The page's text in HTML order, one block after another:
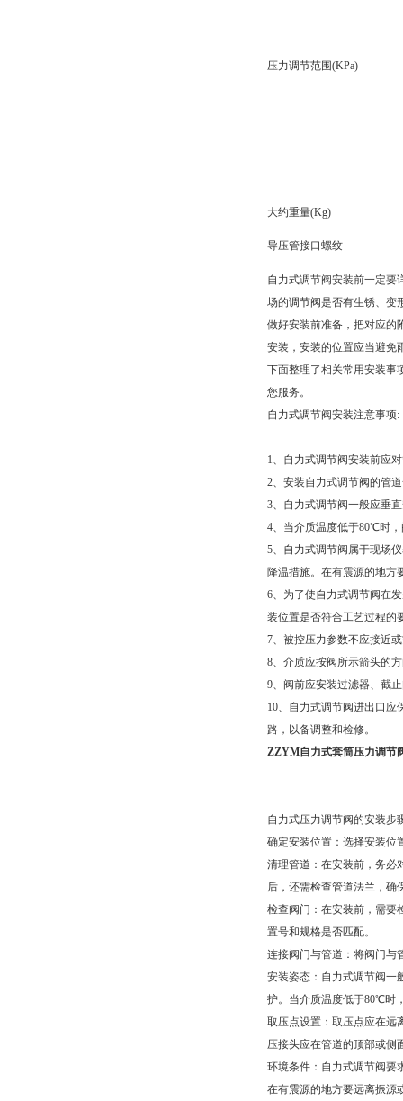
压力调节范围(KPa)
大约重量(Kg)
导压管接口螺纹
自力式调节阀安装前一定要
场的调节阀是否有生锈、变
做好安装前准备，把对应的
安装，安装的位置应当避免
下面整理了相关常用安装事
您服务。
自力式调节阀安装注意事项:
1、自力式调节阀安装前应
2、安装自力式调节阀的管
3、自力式调节阀一般应垂
4、当介质温度低于80℃时
5、自力式调节阀属于现场
降温措施。在有震源的地方
6、为了使自力式调节阀在
装位置是否符合工艺过程的
7、被控压力参数不应接近
8、介质应按阀所示箭头的
9、阀前应安装过滤器、截
10、自力式调节阀进出口应
路，以备调整和检修。
ZZYM自力式套筒压力调节
自力式压力调节阀的安装步
确定安装位置‌：选择安装位
清理管道‌：在安装前，务必
后，还需检查管道法兰，确
检查阀门‌：在安装前，需要
置号和规格是否匹配‌。
连接阀门与管道‌：将阀门与
安装姿态‌：自力式调节阀一
护。当介质温度低于80℃时
取压点设置‌：取压点应在远
压接头应在管道的顶部或侧
环境条件‌：自力式调节阀要
在有震源的地方要远离振源